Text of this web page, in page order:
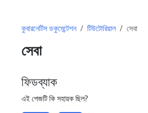
কুবারনেটিস ডকুমেন্টেশন টিউটোরিয়াল সেবা
সেবা
ফিডব্যাক
এই পেজটি কি সহায়ক ছিল?